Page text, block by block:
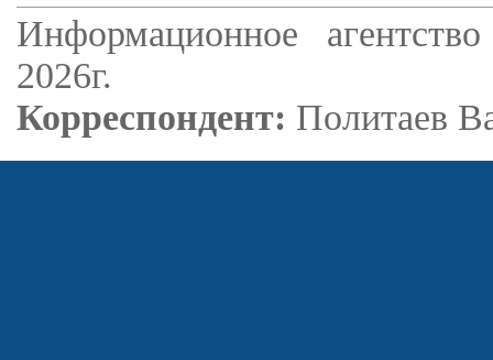
Информационное
2026г.
Корреспондент: Политаев